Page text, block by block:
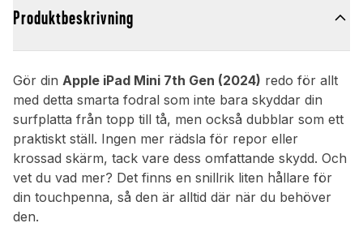
Produktbeskrivning
Gör din Apple iPad Mini 7th Gen (2024) redo för allt
med detta smarta fodral som inte bara skyddar din
surfplatta från topp till tå, men också dubblar som ett
praktiskt ställ. Ingen mer rädsla för repor eller
krossad skärm, tack vare dess omfattande skydd. Och
vet du vad mer? Det finns en snillrik liten hållare för
din touchpenna, så den är alltid där när du behöver
den.